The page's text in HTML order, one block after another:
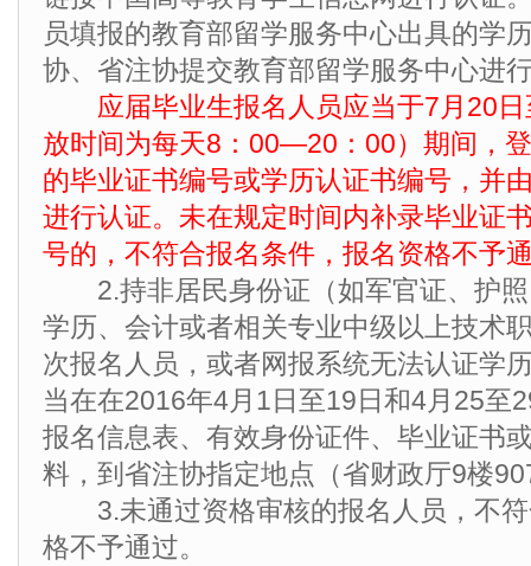
员填报的教育部留学服务中心出具的学
协、省注协提交教育部留学服务中心进
应届毕业生报名人员应当于7月20
放时间为每天8：00—20：00）期间，
的毕业证书编号或学历认证书编号，并
进行认证。未在规定时间内补录毕业证
号的，不符合报名条件，报名资格不予
2.持非居民身份证（如军官证、护照
学历、会计或者相关专业中级以上技术
次报名人员，或者网报系统无法认证学
当在在2016年4月1日至19日和4月25至
报名信息表、有效身份证件、毕业证书
料，到省注协指定地点（省财政厅9楼
3.未通过资格审核的报名人员，不符
格不予通过。